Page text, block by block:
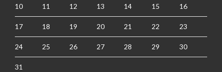
10 11 12 13 14 15 16
17 18 19 20 21 22 23
24 25 26 27 28 29 30
31